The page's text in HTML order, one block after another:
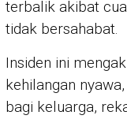
terbalik akibat
tidak bersahabat.
Insiden ini
kehilangan
bagi keluarga,